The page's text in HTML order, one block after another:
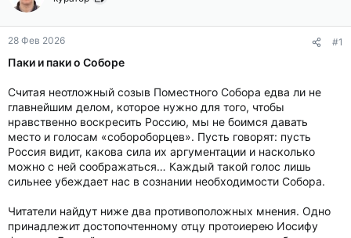
м
ы
л
28 Фев 2026 #1
Паки и паки о Соборе
Считая неотложный созыв Поместного Собора едва ли не
главнейшим делом, которое нужно для того, чтобы
нравственно воскресить Россию, мы не боимся давать
место и голосам «собороборцев». Пусть говорят: пусть
Россия видит, какова сила их аргументации и насколько
можно с ней соображаться… Каждый такой голос лишь
сильнее убеждает нас в сознании необходимости Собора.
Читатели найдут ниже два противоположных мнения. Одно
принадлежит достопочтенному отцу протоиерею Иосифу